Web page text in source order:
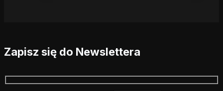
Zapisz się do Newslettera